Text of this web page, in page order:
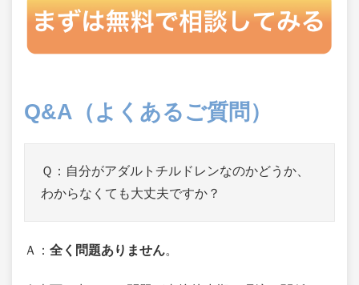
Q&A（よくあるご質問）
Ｑ：自分がアダルトチルドレンなのかどうか、
わからなくても大丈夫ですか？
Ａ： 全く問題ありません。